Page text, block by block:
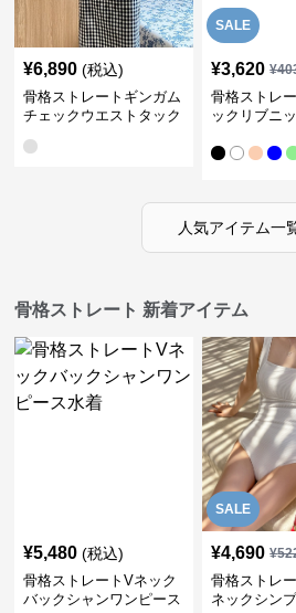
¥6,890 (税込)
骨格ストレートギンガム
チェックウエストタック
SALE
¥3,620 ¥
骨格ストレ
ックリブニ
人気アイテム一
骨格ストレート 新着アイテム
¥5,480 (税込)
骨格ストレートVネック
バックシャンワンピース
SALE
¥4,690 ¥
骨格ストレ
ネックシン